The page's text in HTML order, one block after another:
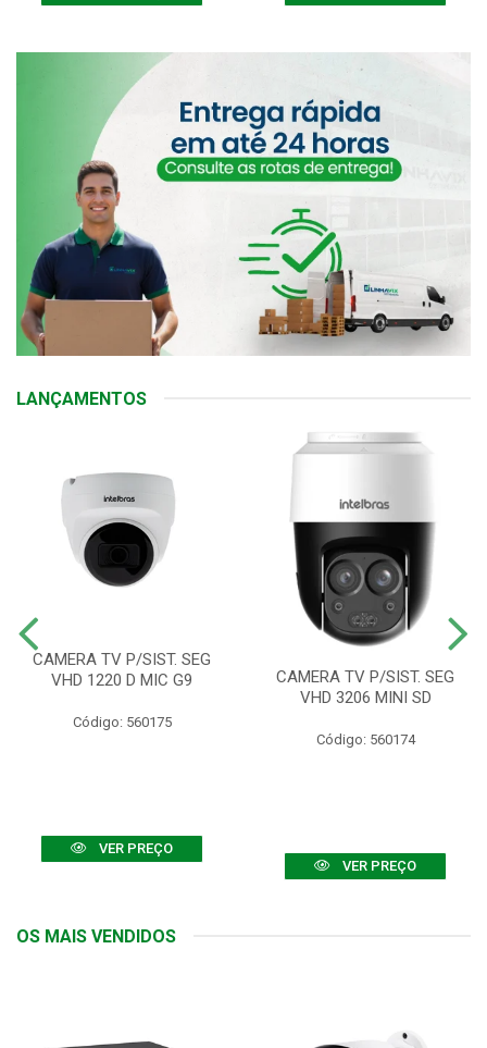
LANÇAMENTOS
CAMERA TV P/SIST. SEG
VHD 1220 D MIC G9
Código: 560175
VER PREÇO
CAMERA TV P/SIST. SEG
VHD 3206 MINI SD
Código: 560174
VER PREÇO
OS MAIS VENDIDOS